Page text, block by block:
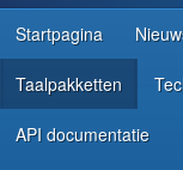
Startpagina
Taalpakketten
API documentatie